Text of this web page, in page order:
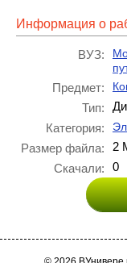
Информация о
ВУЗ:
Предмет:
Тип:
Категория:
Размер файла:
2
Скачали:
0